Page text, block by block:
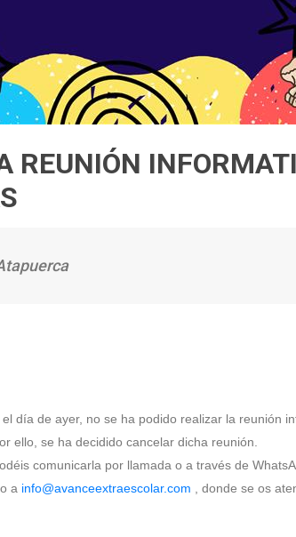
REUNIÓN
día de ayer, no se ha podido realizar la reunión
ello, se ha decidido cancelar dicha reunión.
comunicarla por llamada o a través de
a info@avanceextraescolar.com , donde se os